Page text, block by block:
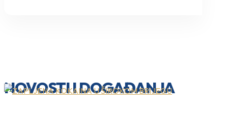
NOVOSTI I DOGAĐANJA